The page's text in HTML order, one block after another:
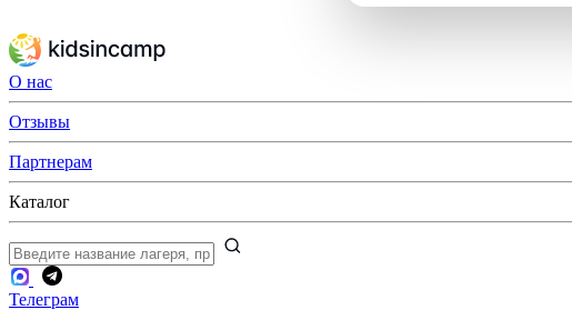
О нас
Отзывы
Партнерам
Каталог
Телеграм